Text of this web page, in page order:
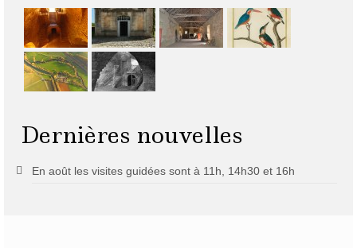
Dernières nouvelles
En août les visites guidées sont à 11h, 14h30 et 16h